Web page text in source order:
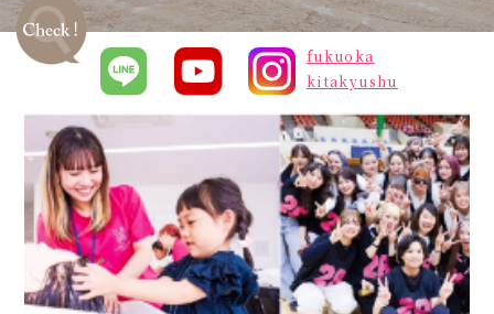
fukuoka
kitakyushu